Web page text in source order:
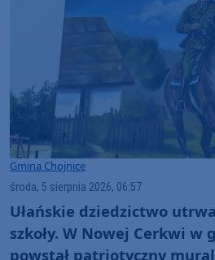
Gmina Chojnice
środa, 5 sierpnia 2026, 06:57
Ułańskie dziedzictwo
szkoły. W Nowej Cerkwi w
powstał patriotyczny mural